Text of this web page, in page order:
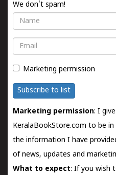
We don't spam!
Name
Email
Marketing permission
Subscribe to list
Marketing permission: I
KeralaBookStore.com to be
the information I have
of news, updates and
What to expect: If you wish